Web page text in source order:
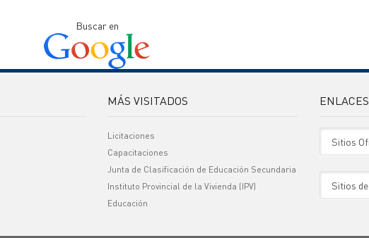
Buscar en
MÁS VISITADOS
Licitaciones
Capacitaciones
Junta de Clasificación de Educación Secundaria
Instituto Provincial de la Vivienda (IPV)
Educación
ENLACES